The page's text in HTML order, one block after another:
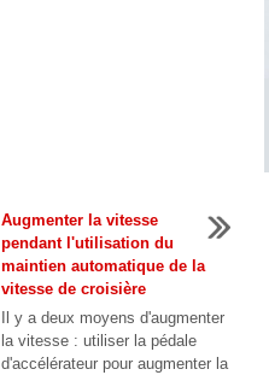
Augmenter la vitesse
pendant l'utilisation du
maintien automatique de la
vitesse de croisière
Il y a deux moyens d'augmenter
la vitesse : utiliser la pédale
d'accélérateur pour augmenter la